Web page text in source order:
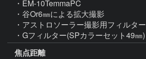
・EM-10TemmaPC
・谷Or6㎜による拡大撮影
・アストロソーラー撮影用フィルター
・Gフィルター(SPカラーセット49㎜)
焦点距離